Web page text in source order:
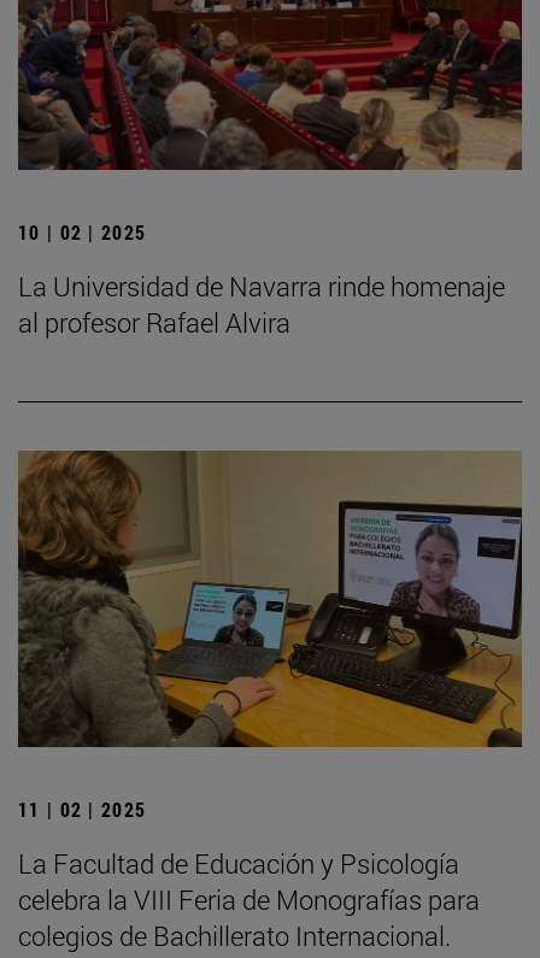
10 | 02 | 2025
La Universidad de Navarra rinde homenaje
al profesor Rafael Alvira
11 | 02 | 2025
La Facultad de Educación y Psicología
celebra la VIII Feria de Monografías para
colegios de Bachillerato Internacional.